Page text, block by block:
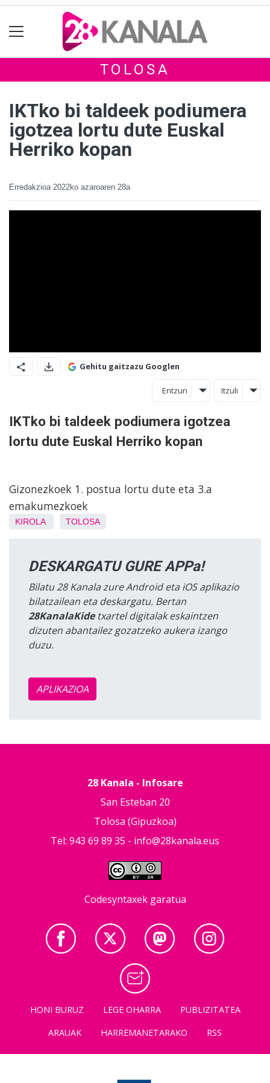
TOLOSA
IKTko bi taldeek podiumera
igotzea lortu dute Euskal
Herriko kopan
Erredakzioa 2022ko azaroaren 28a
Gehitu gaitzazu Googlen
Entzun Itzuli
IKTko bi taldeek podiumera igotzea
lortu dute Euskal Herriko kopan
Gizonezkoek 1. postua lortu dute eta 3.a
emakumezkoek
KIROLA TOLOSA
DESKARGATU GURE APPa!
Bilatu 28 Kanala zure Android eta iOS aplikazio
bilatzailean eta deskargatu. Bertan
28KanalaKidetxartel digitalak eskaintzen
dizuten abantailez gozatzeko aukera izango
duzu.
APLIKAZIOA
28 Kanala - Infosare
San Esteban 20
Tolosa (Gipuzkoa)
Tel: 943 69 89 35 - info@28kanala.eus
Codesyntaxek garatua
HONI BURUZ LEGE OHARRA
PUBLIZITATEA
ARAUAK
HARREMANETARAKO RSS